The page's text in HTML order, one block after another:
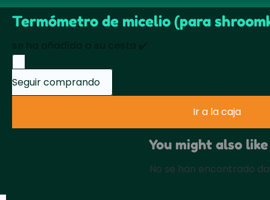
Termómetro de micelio (para
Seguir comprando
Ir a la caja
You might also
No se han encontrado